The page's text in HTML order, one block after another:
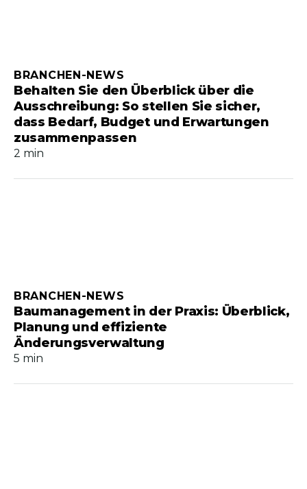
Behalten Sie den Überblick über die
Ausschreibung: So stellen Sie sicher,
dass Bedarf, Budget und Erwartungen
zusammenpassen
BRANCHEN-NEWS
2 min
Baumanagement in der Praxis: Überblick,
Planung und effiziente
Änderungsverwaltung
BRANCHEN-NEWS
5 min